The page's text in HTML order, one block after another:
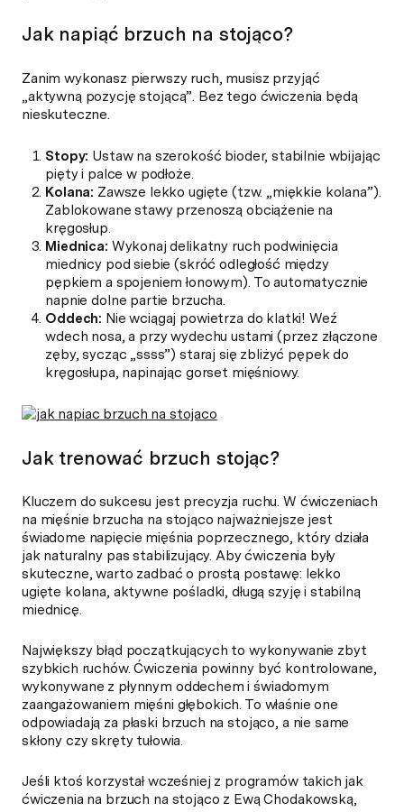
Jak napiąć brzuch na stojąco?
Zanim wykonasz pierwszy ruch, musisz przyjąć
„aktywną pozycję stojącą”. Bez tego ćwiczenia będą
nieskuteczne.
Stopy: Ustaw na szerokość bioder, stabilnie wbijając
pięty i palce w podłoże.
Kolana: Zawsze lekko ugięte (tzw. „miękkie kolana”).
Zablokowane stawy przenoszą obciążenie na
kręgosłup.
Miednica: Wykonaj delikatny ruch podwinięcia
miednicy pod siebie (skróć odległość między
pępkiem a spojeniem łonowym). To automatycznie
napnie dolne partie brzucha.
Oddech: Nie wciągaj powietrza do klatki! Weź
wdech nosa, a przy wydechu ustami (przez złączone
zęby, sycząc „ssss”) staraj się zbliżyć pępek do
kręgosłupa, napinając gorset mięśniowy.
Jak trenować brzuch stojąc?
Kluczem do sukcesu jest precyzja ruchu. W ćwiczeniach
na mięśnie brzucha na stojąco najważniejsze jest
świadome napięcie mięśnia poprzecznego, który działa
jak naturalny pas stabilizujący. Aby ćwiczenia były
skuteczne, warto zadbać o prostą postawę: lekko
ugięte kolana, aktywne pośladki, długą szyję i stabilną
miednicę.
Największy błąd początkujących to wykonywanie zbyt
szybkich ruchów. Ćwiczenia powinny być kontrolowane,
wykonywane z płynnym oddechem i świadomym
zaangażowaniem mięśni głębokich. To właśnie one
odpowiadają za płaski brzuch na stojąco, a nie same
skłony czy skręty tułowia.
Jeśli ktoś korzystał wcześniej z programów takich jak
ćwiczenia na brzuch na stojąco z Ewą Chodakowską,